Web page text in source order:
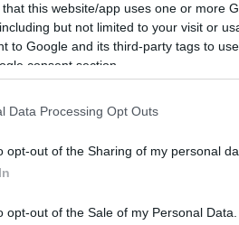
that this website/app uses one or more
but not limited to your visit or
to Google and its third-party tags to
consent section.
Data Processing Opt Outs
opt-out of the Sharing of my personal
opt-out of the Sale of my Personal Data.
de kerestem volna valami
Én sem csak a rockzenét
a könyvből is kiderül. Nagyon
Rendületlenül
hogy a diplomáciában
rollját, mert, ha hozzá tud
biztosan többet ér el.